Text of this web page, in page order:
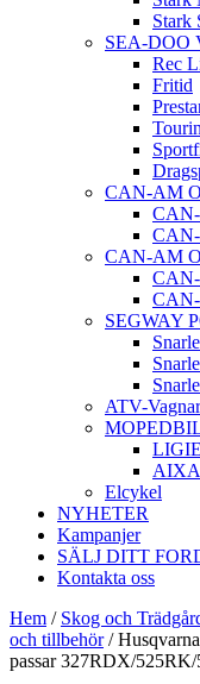
Stark
SEA-DOO
Rec
Fritid
CAN-AM
CAN-AM
SEGWAY
ATV-
Elcykel
NYHETER
Kampanjer
SÄLJ DITT
Kontakta oss
Hem / Skog och
och tillbehör/
passar 327RDX/